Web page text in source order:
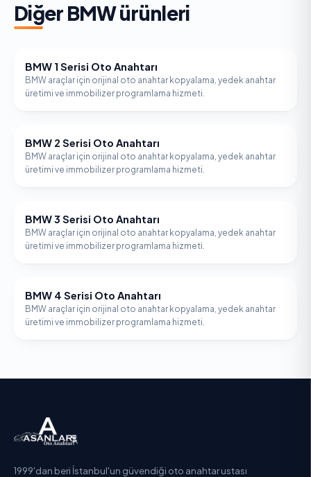
Diğer BMWürünleri
BMW
BMW 1 Serisi Oto Anahtarı
BMW araçlar için orijinal oto anahtar kopyalama, yedek anahtar
üretimi ve immobilizer programlama hizmeti.
BMW
BMW 2 Serisi Oto Anahtarı
BMW araçlar için orijinal oto anahtar kopyalama, yedek anahtar
üretimi ve immobilizer programlama hizmeti.
BMW
BMW 3 Serisi Oto Anahtarı
BMW araçlar için orijinal oto anahtar kopyalama, yedek anahtar
üretimi ve immobilizer programlama hizmeti.
BMW
BMW 4 Serisi Oto Anahtarı
BMW araçlar için orijinal oto anahtar kopyalama, yedek anahtar
üretimi ve immobilizer programlama hizmeti.
1999'dan beri İstanbul'un güvendiği oto anahtar ustası